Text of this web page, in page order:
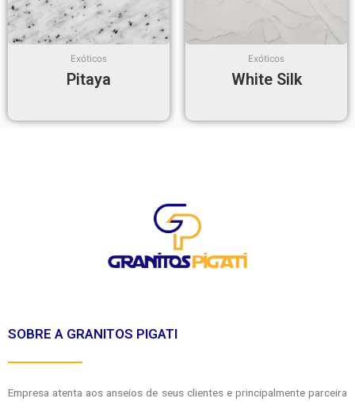
Exóticos
Pitaya
Exóticos
White Silk
SOBRE A GRANITOS PIGATI
Empresa atenta aos anseios de seus clientes e principalmente parceira